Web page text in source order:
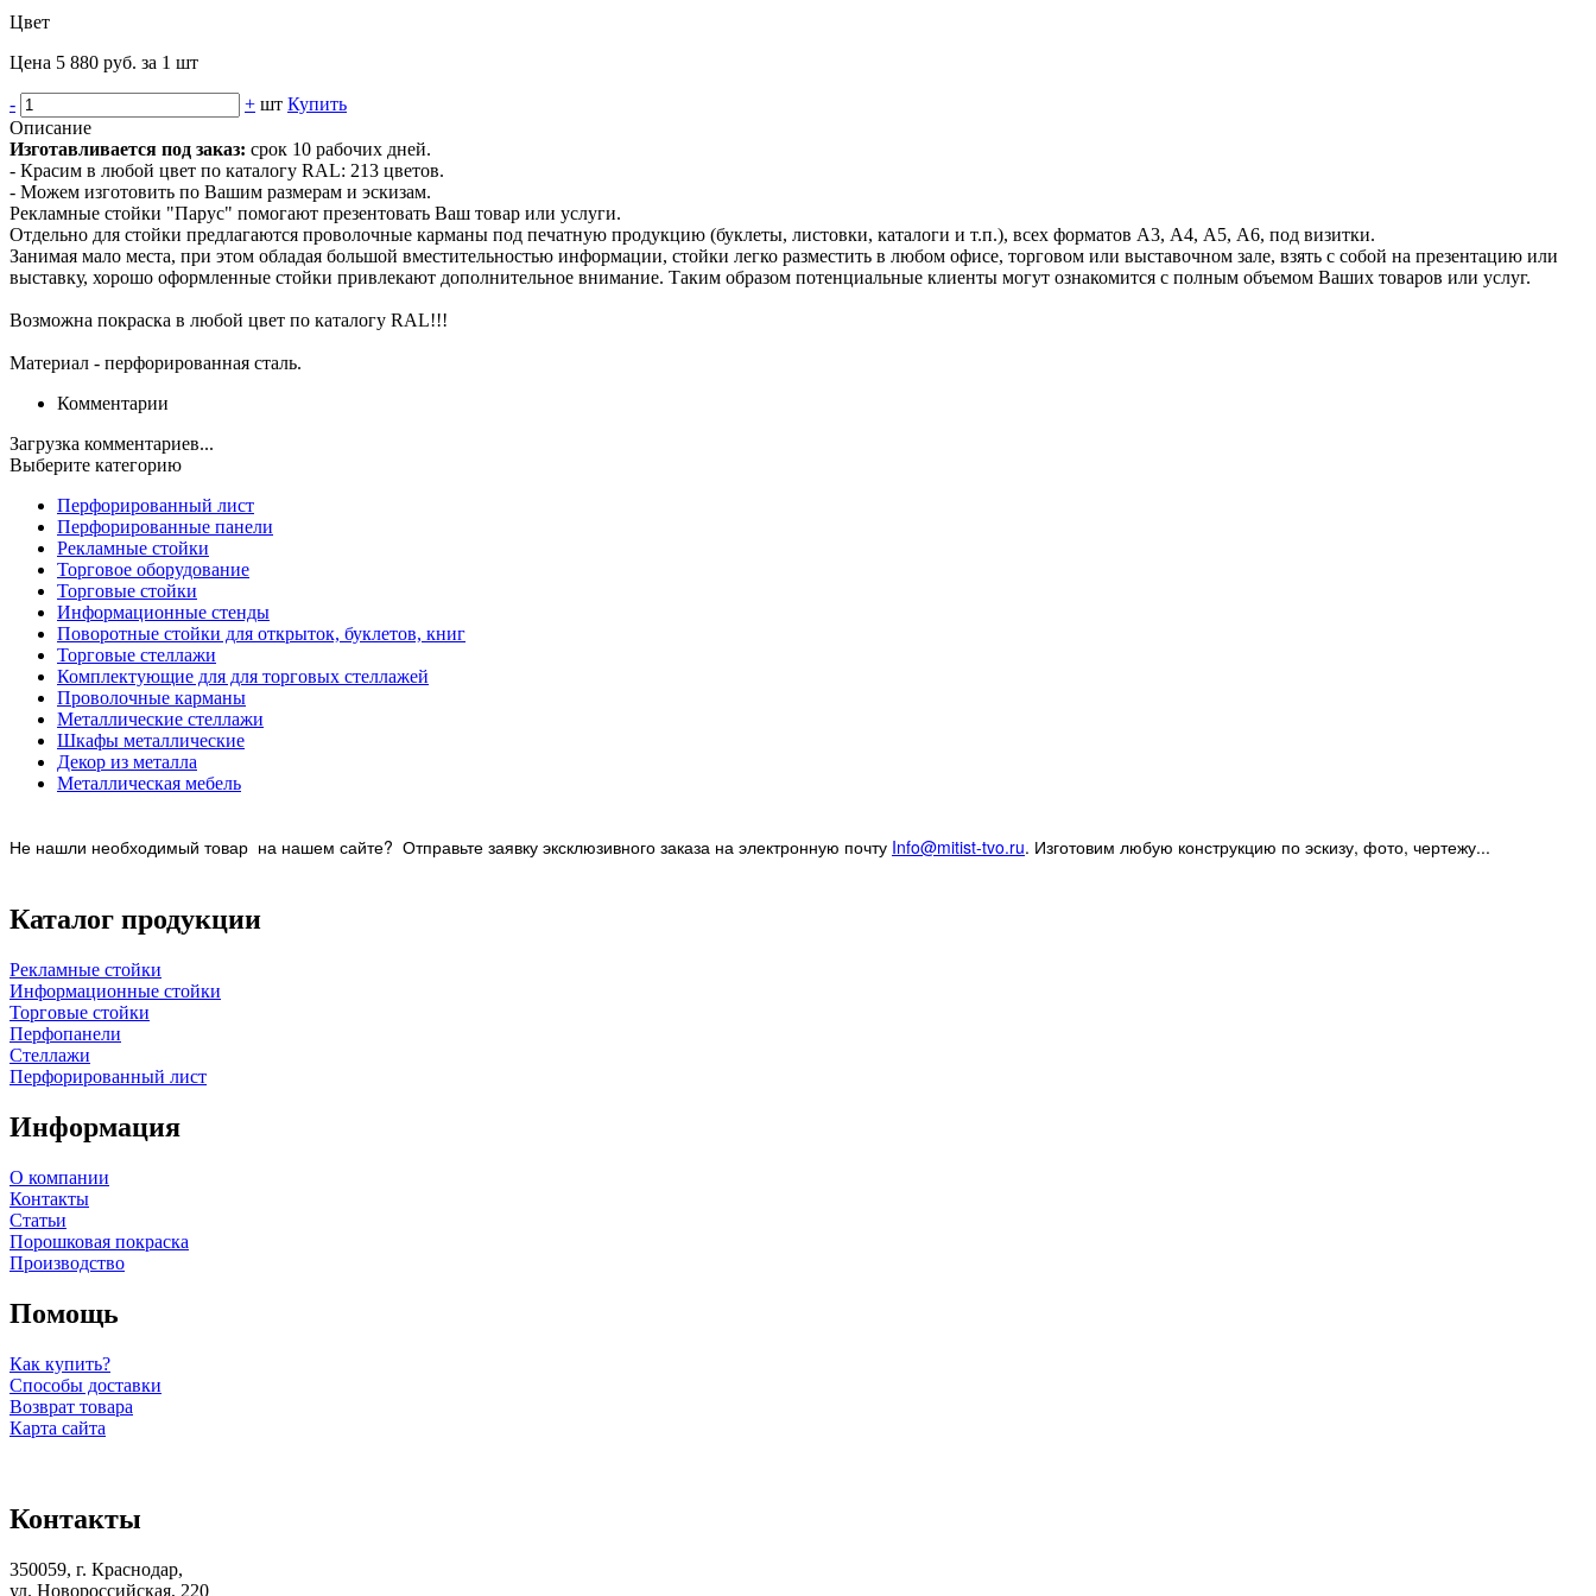
Цвет
Цена 5 880 руб. за 1 шт
- + шт Купить
Описание
Изготавливается под заказ: срок 10 рабочих дней.
- Красим в любой цвет по каталогу RAL: 213 цветов.
- Можем изготовить по Вашим размерам и эскизам.
Рекламные стойки "Парус" помогают презентовать Ваш товар или услуги.
Отдельно для стойки предлагаются проволочные карманы под печатную продукцию (буклеты, листовки, каталоги и т.п.), всех форматов А3, А4, А5, А6, под визитки.
Занимая мало места, при этом обладая большой вместительностью информации, стойки легко разместить в любом офисе, торговом или выставочном зале, взять с собой на презентацию или
выставку, хорошо оформленные стойки привлекают дополнительное внимание. Таким образом потенциальные клиенты могут ознакомится с полным объемом Ваших товаров или услуг.
Возможна покраска в любой цвет по каталогу RAL!!!
Материал - перфорированная сталь.
Комментарии
Загрузка комментариев...
Выберите категорию
Перфорированный лист
Перфорированные панели
Рекламные стойки
Торговое оборудование
Торговые стойки
Информационные стенды
Поворотные стойки для открыток, буклетов, книг
Торговые стеллажи
Комплектующие для для торговых стеллажей
Проволочные карманы
Металлические стеллажи
Шкафы металлические
Декор из металла
Металлическая мебель
Не нашли необходимый товар на нашем сайте? Отправьте заявку эксклюзивного заказа на электронную почту Info@mitist-tvo.ru. Изготовим любую конструкцию по эскизу, фото, чертежу...
Каталог продукции
Рекламные стойки
Информационные стойки
Торговые стойки
Перфопанели
Стеллажи
Перфорированный лист
Информация
О компании
Контакты
Статьи
Порошковая покраска
Производство
Помощь
Как купить?
Способы доставки
Возврат товара
Карта сайта
Контакты
350059, г. Краснодар,
ул. Новороссийская, 220